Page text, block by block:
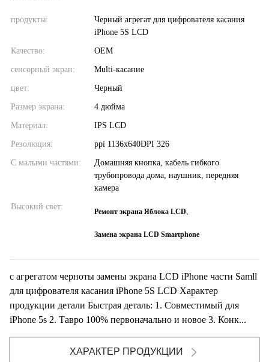
продукты:
Черный агрегат для цифрователя касания
iPhone 5S LCD
Качество: OEM
сенсорный экран: Multi-касание
цвет: Черный
Размер экрана: 4 дюйма
Материал: IPS LCD
Резолюция: ppi 1136x640DPI 326
С малыми частями:
Домашняя кнопка, кабель гибкого
трубопровода дома, наушник, передняя
камера
Высокий свет:
Ремонт экрана Яблока LCD
Замена экрана LCD Smartphone
с агрегатом черноты замены экрана LCD iPhone части Samll
для цифрователя касания iPhone 5S LCD Характер
продукции детали Быстрая деталь: 1. Совместимый для
iPhone 5s 2. Тавро 100% первоначально и новое 3. Конк...
ХАРАКТЕР ПРОДУКЦИИ